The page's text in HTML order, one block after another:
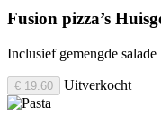
Fusion pizza’s
Inclusief gemengde salade
€ 19.60 Uitverkocht